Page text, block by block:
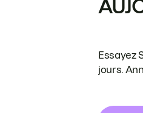
Essayez
jours.